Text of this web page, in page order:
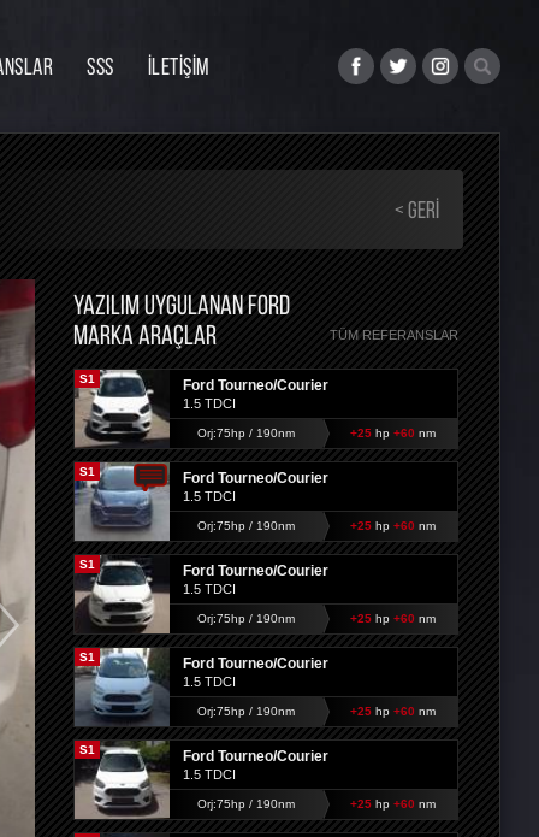
SSS İLETİŞİM
< GERI
YAZILIM UYGULANAN FORD
MARKA ARAÇLAR
TÜM REFERANSLAR
S1 Ford Tourneo/Courier
1.5 TDCI
Orj:75hp / 190nm +25hp +60 nm
S1 Ford Tourneo/Courier
1.5 TDCI
Orj:75hp / 190nm +25hp +60 nm
S1 Ford Tourneo/Courier
1.5 TDCI
Orj:75hp / 190nm +25hp +60 nm
S1 Ford Tourneo/Courier
1.5 TDCI
Orj:75hp / 190nm +25hp +60 nm
S1 Ford Tourneo/Courier
1.5 TDCI
Orj:75hp / 190nm +25hp +60 nm